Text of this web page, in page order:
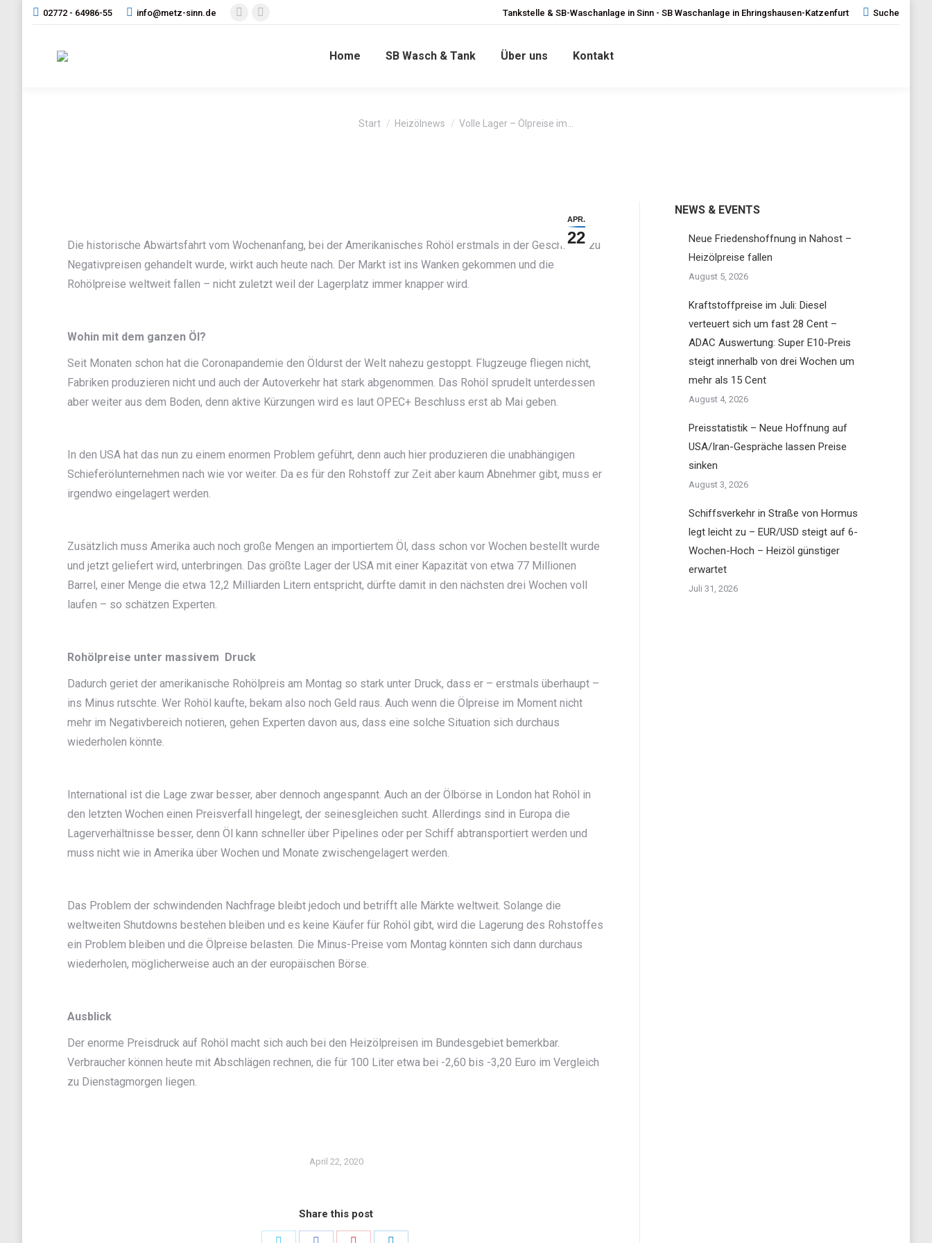
02772 - 64986-55 info@metz-sinn.de Tankstelle & SB-Waschanlage in Sinn - SB Waschanlage in Ehringshausen-Katzenfurt Search:
Suche
Home SB Wasch & Tank Über uns Kontakt
Sie befinden sich hier:
Start Heizölnews Volle Lager – Ölpreise im…
APR.
22
Die historische Abwärtsfahrt vom Wochenanfang, bei der Amerikanisches Rohöl erstmals in der Geschichte zu
Negativpreisen gehandelt wurde, wirkt auch heute nach. Der Markt ist ins Wanken gekommen und die
Rohölpreise weltweit fallen – nicht zuletzt weil der Lagerplatz immer knapper wird.
Wohin mit dem ganzen Öl?
Seit Monaten schon hat die Coronapandemie den Öldurst der Welt nahezu gestoppt. Flugzeuge fliegen nicht,
Fabriken produzieren nicht und auch der Autoverkehr hat stark abgenommen. Das Rohöl sprudelt unterdessen
aber weiter aus dem Boden, denn aktive Kürzungen wird es laut OPEC+ Beschluss erst ab Mai geben.
In den USA hat das nun zu einem enormen Problem geführt, denn auch hier produzieren die unabhängigen
Schieferölunternehmen nach wie vor weiter. Da es für den Rohstoff zur Zeit aber kaum Abnehmer gibt, muss er
irgendwo eingelagert werden.
Zusätzlich muss Amerika auch noch große Mengen an importiertem Öl, dass schon vor Wochen bestellt wurde
und jetzt geliefert wird, unterbringen. Das größte Lager der USA mit einer Kapazität von etwa 77 Millionen
Barrel, einer Menge die etwa 12,2 Milliarden Litern entspricht, dürfte damit in den nächsten drei Wochen voll
laufen – so schätzen Experten.
Rohölpreise unter massivem Druck
Dadurch geriet der amerikanische Rohölpreis am Montag so stark unter Druck, dass er – erstmals überhaupt –
ins Minus rutschte. Wer Rohöl kaufte, bekam also noch Geld raus. Auch wenn die Ölpreise im Moment nicht
mehr im Negativbereich notieren, gehen Experten davon aus, dass eine solche Situation sich durchaus
wiederholen könnte.
International ist die Lage zwar besser, aber dennoch angespannt. Auch an der Ölbörse in London hat Rohöl in
den letzten Wochen einen Preisverfall hingelegt, der seinesgleichen sucht. Allerdings sind in Europa die
Lagerverhältnisse besser, denn Öl kann schneller über Pipelines oder per Schiff abtransportiert werden und
muss nicht wie in Amerika über Wochen und Monate zwischengelagert werden.
Das Problem der schwindenden Nachfrage bleibt jedoch und betrifft alle Märkte weltweit. Solange die
weltweiten Shutdowns bestehen bleiben und es keine Käufer für Rohöl gibt, wird die Lagerung des Rohstoffes
ein Problem bleiben und die Ölpreise belasten. Die Minus-Preise vom Montag könnten sich dann durchaus
wiederholen, möglicherweise auch an der europäischen Börse.
Ausblick
Der enorme Preisdruck auf Rohöl macht sich auch bei den Heizölpreisen im Bundesgebiet bemerkbar.
Verbraucher können heute mit Abschlägen rechnen, die für 100 Liter etwa bei -2,60 bis -3,20 Euro im Vergleich
zu Dienstagmorgen liegen.
April 22, 2020
Share this post
NEWS & EVENTS
Neue Friedenshoffnung in Nahost –
Heizölpreise fallen
August 5, 2026
Kraftstoffpreise im Juli: Diesel
verteuert sich um fast 28 Cent –
ADAC Auswertung: Super E10-Preis
steigt innerhalb von drei Wochen um
mehr als 15 Cent
August 4, 2026
Preisstatistik – Neue Hoffnung auf
USA/Iran-Gespräche lassen Preise
sinken
August 3, 2026
Schiffsverkehr in Straße von Hormus
legt leicht zu – EUR/USD steigt auf 6-
Wochen-Hoch – Heizöl günstiger
erwartet
Juli 31, 2026